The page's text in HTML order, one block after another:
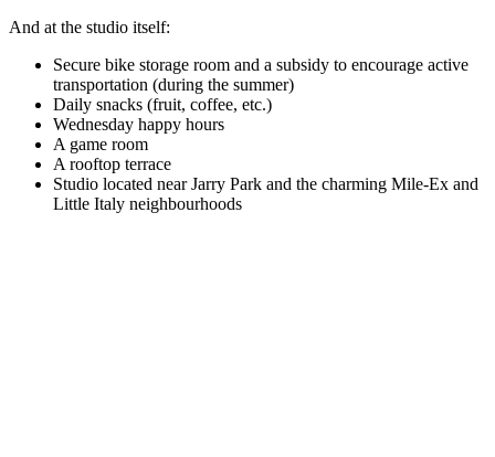
And at the studio itself:
Secure bike storage room and a subsidy to encourage active
transportation (during the summer)
Daily snacks (fruit, coffee, etc.)
Wednesday happy hours
A game room
A rooftop terrace
Studio located near Jarry Park and the charming Mile-Ex and
Little Italy neighbourhoods